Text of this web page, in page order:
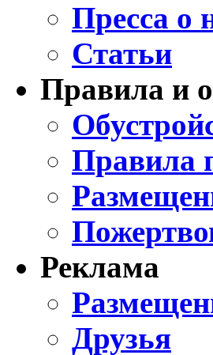
Пресса о
Статьи
Правила и
Правила
Реклама
Друзья